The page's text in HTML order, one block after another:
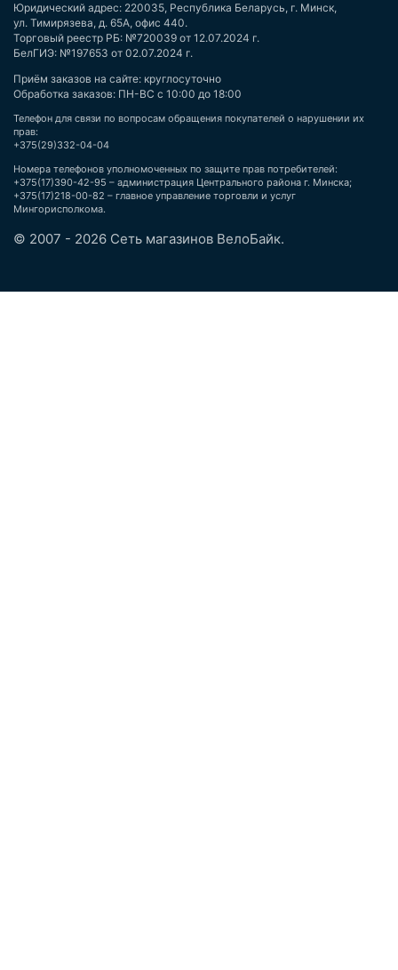
Юридический адрес: 220035, Республика Беларусь, г. Минск,
ул. Тимирязева, д. 65А, офис 440.
Торговый реестр РБ: №720039 от 12.07.2024 г.
БелГИЭ: №197653 от 02.07.2024 г.
Приём заказов на сайте: круглосуточно
Обработка заказов: ПН-ВС с 10:00 до 18:00
Телефон для связи по вопросам обращения покупателей о нарушении их
прав:
+375(29)332-04-04
Номера телефонов уполномоченных по защите прав потребителей:
+375(17)390-42-95 – администрация Центрального района г. Минска;
+375(17)218-00-82 – главное управление торговли и услуг
Мингорисполкома.
© 2007 - 2026 Сеть магазинов ВелоБайк.